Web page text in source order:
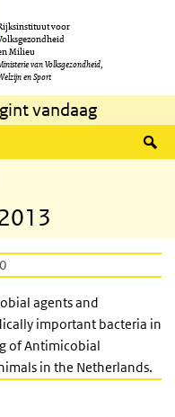
voor
Milieu
van Volksgezondheid,
en Sport
vandaag
agents and
important bacteria in
of Antimicobial
in the Netherlands.